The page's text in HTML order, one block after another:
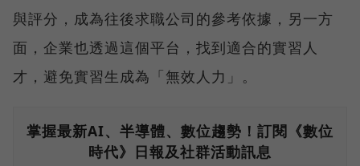
與評分，成為往後求職公司的參考依據，另一方
面，企業也透過這個平台，找到適合的實習人
才，避免實習生成為「無效人力」。
掌握最新AI、半導體、數位趨勢！訂閱《數位
時代》日報及社群活動訊息